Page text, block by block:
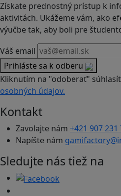
Získate prednostný prístup k
aktivitách. Ukážeme vám, ako
výučbe tak, aby boli pre
Váš email
Prihláste sa k odberu
Kliknutím na "odoberať"
osobných údajov.
Kontakt
Zavolajte nám +421 907 231
Napíšte nám
Sledujte nás tiež na